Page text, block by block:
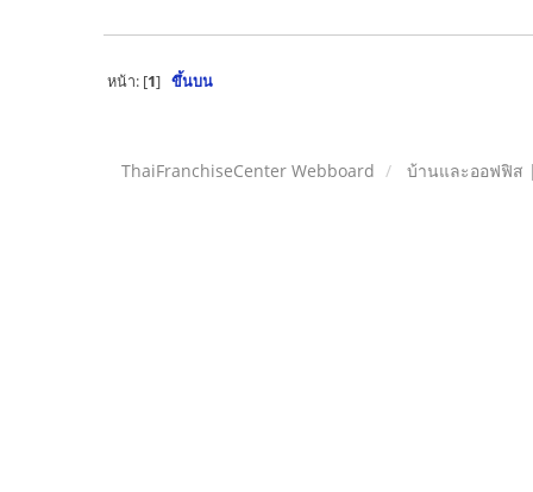
หน้า: [1] ขึ้นบน
ThaiFranchiseCenter Webboard บ้านและออฟฟิส